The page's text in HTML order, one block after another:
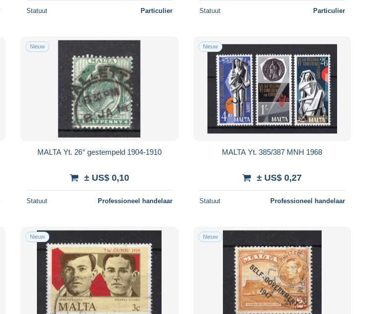
Statuut Particulier Statuut Particulier
Nieuw
MALTA Yt. 26° gestempeld 1904-1910
± US$ 0,10
Statuut Professioneel handelaar
Nieuw
MALTA Yt. 385/387 MNH 1968
± US$ 0,27
Statuut Professioneel handelaar
Nieuw Nieuw